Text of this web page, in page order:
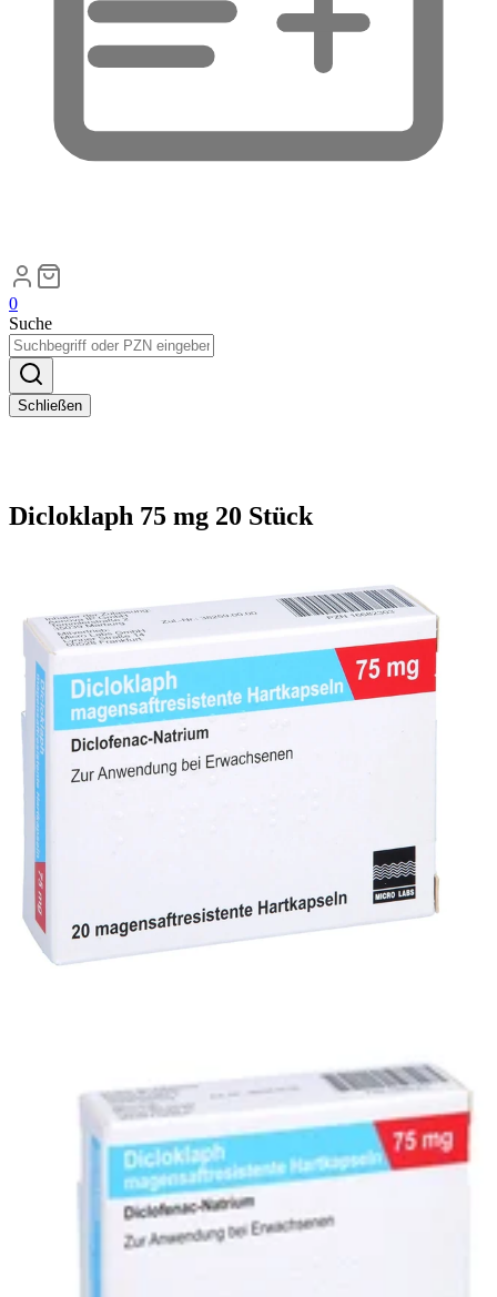
0
Suche
Schließen
Dicloklaph 75 mg 20 Stück